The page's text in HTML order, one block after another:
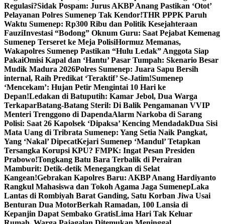
Regulasi?Sidak Pospam: Jurus AKBP Anang Pastikan ‘Otot’
Pelayanan Polres Sumenep Tak Kendor!THR PPPK Paruh
Waktu Sumenep: Rp300 Ribu dan Politik Kesejahteraan
FauziInvestasi “Bodong” Oknum Guru: Saat Pejabat Kemenag
Sumenep Terseret ke Meja PolisiHormuz Memanas,
Wakapolres Sumenep Pastikan “Hulu Ledak” Anggota Siap
PakaiOmisi Kapal dan ‘Hantu’ Pasar Tumpah: Skenario Besar
Mudik Madura 2026Polres Sumenep: Juara Sapu Bersih
internal, Raih Predikat ‘Teraktif’ Se-Jatim!Sumenep
‘Mencekam’: Hujan Petir Mengintai 10 Hari ke
Depan!Ledakan di Batuputih: Kamar Jebol, Dua Warga
TerkaparBatang-Batang Steril: Di Balik Pengamanan VVIP
Menteri Trenggono di DapendaAlarm Narkoba di Sarang
Polisi: Saat 26 Kapolsek ‘Dipaksa’ Kencing MendadakDua Sisi
Mata Uang di Tribrata Sumenep: Yang Setia Naik Pangkat,
Yang ‘Nakal’ DipecatKejari Sumenep ‘Mandul’ Tetapkan
Tersangka Korupsi KPU? FMPK: Ingat Pesan Presiden
Prabowo!Tongkang Batu Bara Terbalik di Perairan
Mamburit: Detik-detik Menegangkan di Selat
Kangean!Gebrakan Kapolres Baru: AKBP Anang Hardiyanto
Rangkul Mahasiswa dan Tokoh Agama Jaga SumenepLaka
Lantas di Rombiyah Barat Ganding, Satu Korban Jiwa Usai
Benturan Dua MotorBerkah Ramadan, 100 Lansia di
Kepanjin Dapat Sembako GratisLima Hari Tak Keluar